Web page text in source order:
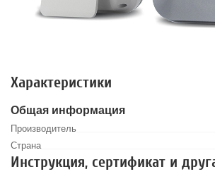
Характеристики
Общая информация
Производитель
Страна
Инструкция, сертификат и